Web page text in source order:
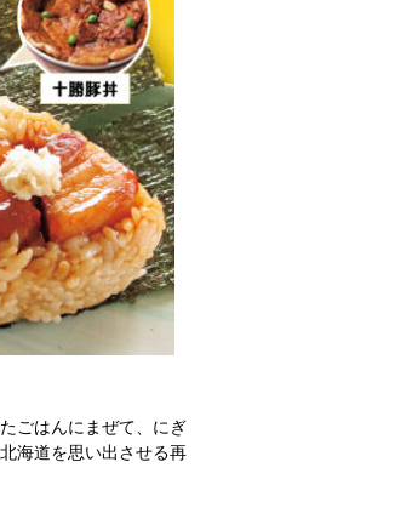
ごはんにまぜて、にぎ
海道を思い出させる再